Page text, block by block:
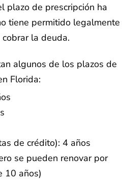
plazo de prescripción ha
tiene permitido legalmente
la deuda.
algunos de los plazos de
Florida:
de crédito): 4 años
se pueden renovar por
10 años)